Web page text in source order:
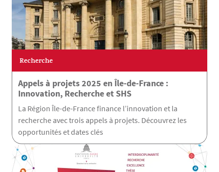
Recherche
Appels à projets 2025 en Île-de-France :
Innovation, Recherche et SHS
La Région Île-de-France finance l’innovation et la
recherche avec trois appels à projets. Découvrez les
opportunités et dates clés